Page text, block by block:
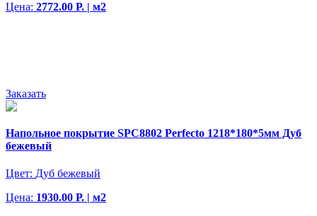
Цена: 2772.00 Р. | м2
Заказать
Напольное покрытие SPC8802 Perfecto 1218*180*5мм Дуб
бежевый
Цвет: Дуб бежевый
Цена: 1930.00 Р. | м2